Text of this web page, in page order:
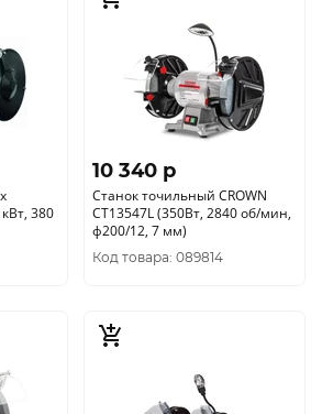
10 340 p
Станок точильный CROWN
CT13547L (350Вт, 2840 об/мин,
ф200/12, 7 мм)
Код товара: 089814